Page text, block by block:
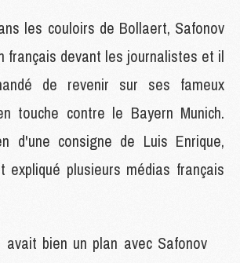
les couloirs de Bollaert, Safonov
français devant les journalistes et il
de revenir sur ses fameux
touche contre le Bayern Munich.
d'une consigne de Luis Enrique,
expliqué plusieurs médias français
avait bien un plan avec Safonov